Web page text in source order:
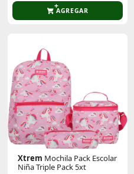
AGREGAR
Xtrem Mochila Pack Escolar
Niña Triple Pack 5xt